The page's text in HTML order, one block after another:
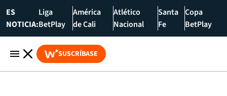
ES
NOTICIA:
Liga
BetPlay
América
de Cali
Atlético
Nacional
Santa
Fe
Copa
BetPlay
SUSCRÍBASE